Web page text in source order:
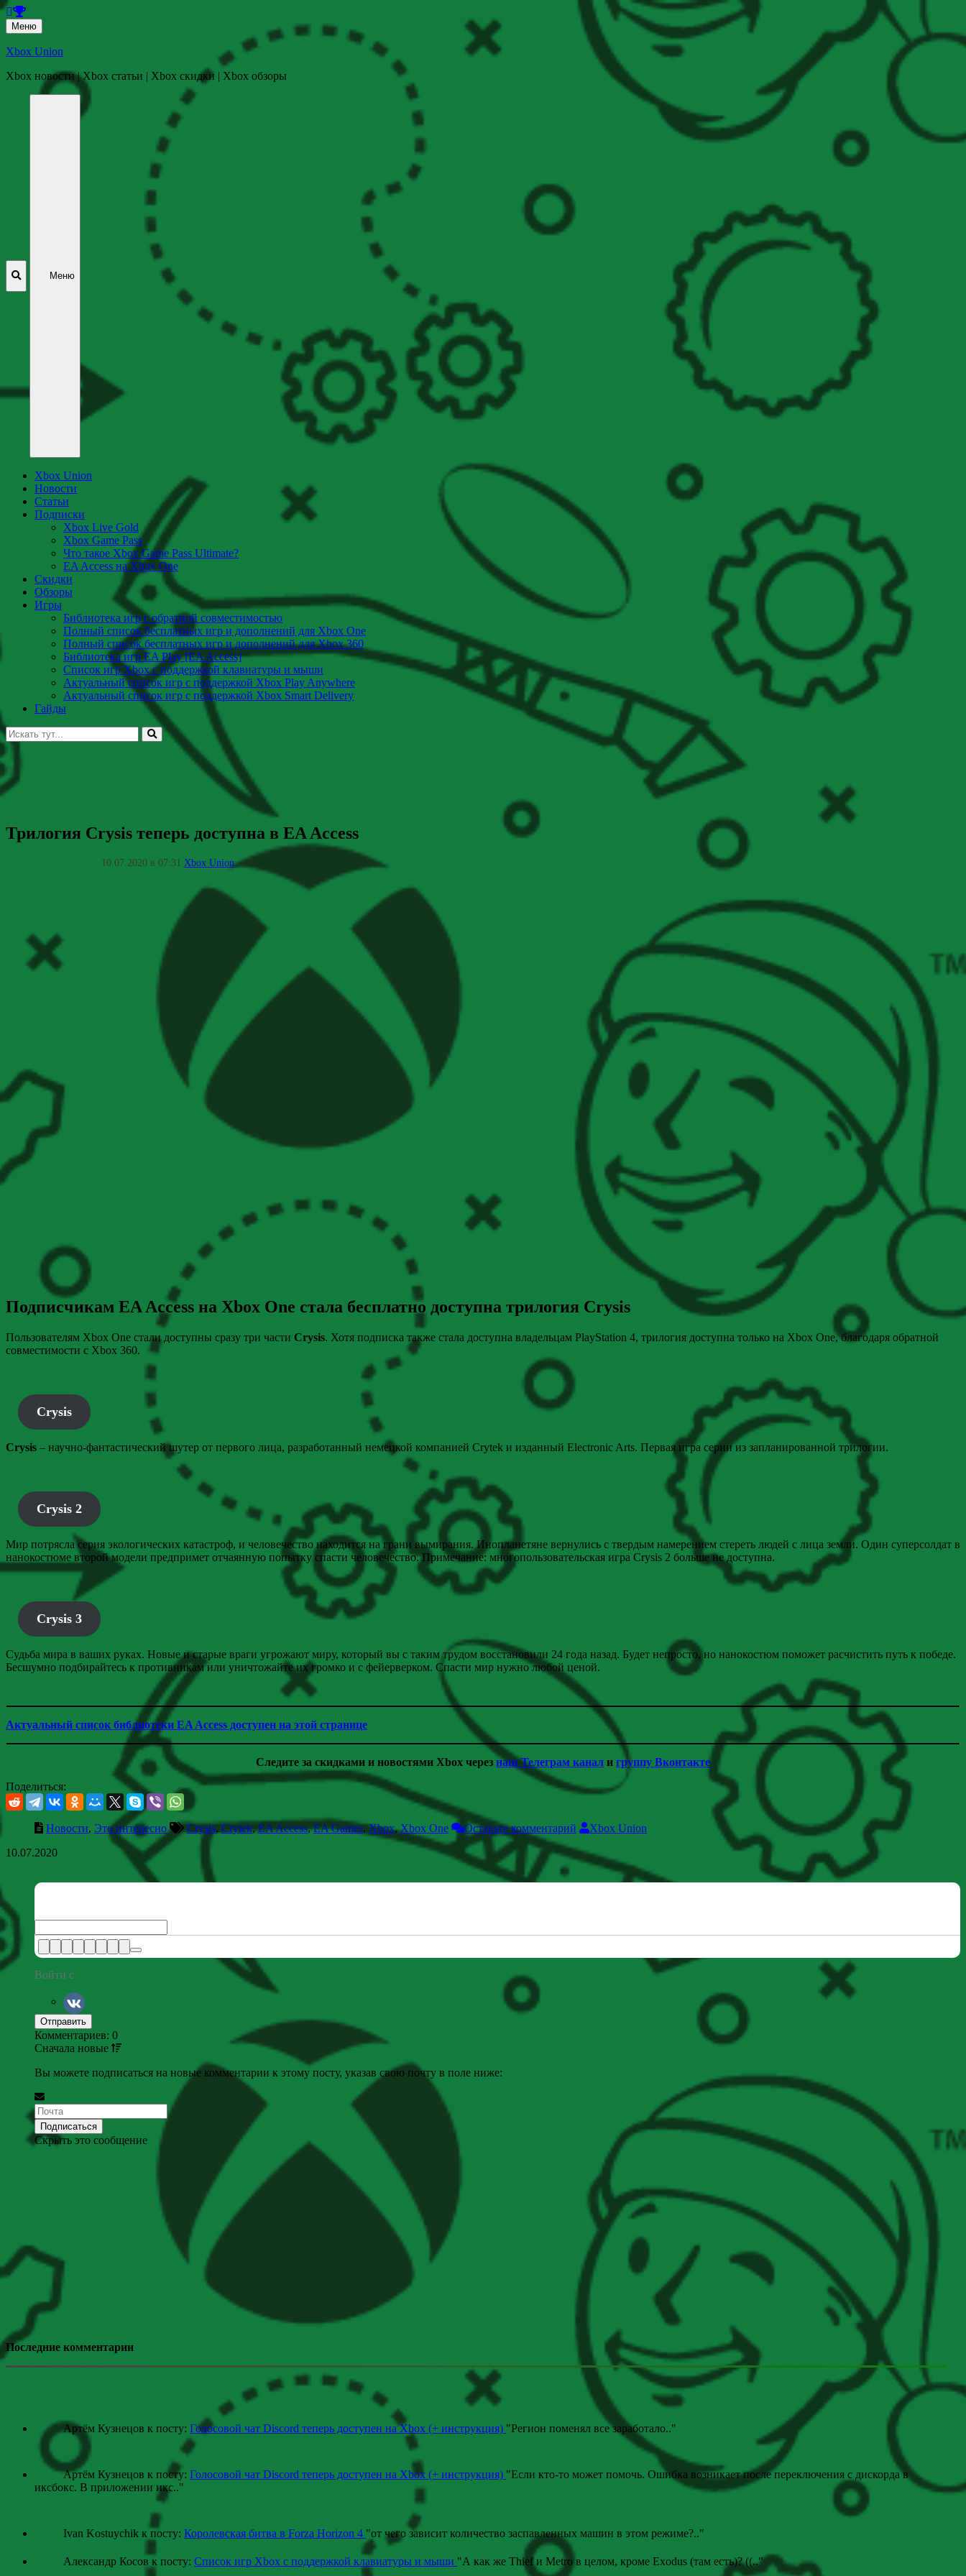
Меню Перейти
к
содержанию
Xbox Union
Xbox новости | Xbox статьи | Xbox скидки | Xbox обзоры
Меню
Перейти
к
Xbox Union
Новости
Статьи
Подписки
Xbox Live Gold
Xbox Game Pass
Что такое Xbox Game Pass Ultimate?
EA Access на Xbox One
Скидки
Обзоры
Игры
Библиотека игр с обратной совместимостью
Полный список бесплатных игр и дополнений для Xbox One
Полный список бесплатных игр и дополнений для Xbox 360
Библиотека игр EA Play [EA Access]
Список игр Xbox c поддержкой клавиатуры и мыши
Актуальный список игр с поддержкой Xbox Play Anywhere
Актуальный список игр с поддержкой Xbox Smart Delivery
Гайды
Искать:
Трилогия Crysis теперь доступна в EA Access
10.07.2020 в 07:31 Xbox Union
Подписчикам EA Access на Xbox One стала бесплатно доступна трилогия Crysis
Пользователям Xbox One стали доступны сразу три части Crysis. Хотя подписка также стала доступна владельцам PlayStation 4, трилогия доступна только на Xbox One, благодаря обратной
совместимости с Xbox 360.
Crysis
Crysis – научно-фантастический шутер от первого лица, разработанный немецкой компанией Crytek и изданный Electronic Arts. Первая игра серии из запланированной трилогии.
Crysis 2
Мир потрясла серия экологических катастроф, и человечество находится на грани вымирания. Инопланетяне вернулись с твердым намерением стереть людей с лица земли. Один суперсолдат в
нанокостюме второй модели предпримет отчаянную попытку спасти человечество. Примечание: многопользовательская игра Crysis 2 больше не доступна.
Crysis 3
Судьба мира в ваших руках. Новые и старые враги угрожают миру, который вы с таким трудом восстановили 24 года назад. Будет непросто, но нанокостюм поможет расчистить путь к победе.
Бесшумно подбирайтесь к противникам или уничтожайте их громко и с фейерверком. Спасти мир нужно любой ценой.
Актуальный список библиотеки EA Access доступен на этой странице
Следите за скидками и новостями Xbox через наш Телеграм канал и группу Вконтакте
Поделиться:
Новости, Это интересно Crysis, Crytek,EA Access,EA Games,Xbox,Xbox One Оставьте комментарий
Xbox Union
10.07.2020
Войти с
Комментариев: 0
Сначала новые
Вы можете подписаться на новые комментарии к этому посту, указав свою почту в поле ниже:
Скрыть это сообщение
Последние комментарии
Артём Кузнецов к посту: Голосовой чат Discord теперь доступен на Xbox (+ инструкция) "Регион поменял все заработало.."
Артём Кузнецов к посту: Голосовой чат Discord теперь доступен на Xbox (+ инструкция) "Если кто-то может помочь. Ошибка возникает после переключения с дискорда в
иксбокс. В приложении икс.."
Ivan Kostuychik к посту: Королевская битва в Forza Horizon 4 "от чего зависит количество заспавленных машин в этом режиме?.."
Александр Косов к посту: Список игр Xbox c поддержкой клавиатуры и мыши "А как же Thief и Metro в целом, кроме Exodus (там есть)? ((.."